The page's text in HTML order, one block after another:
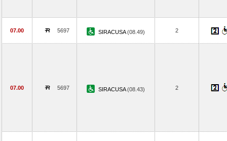
07.00 5697 SIRACUSA(08.49) 2
07.00 5697 SIRACUSA(08.43) 2